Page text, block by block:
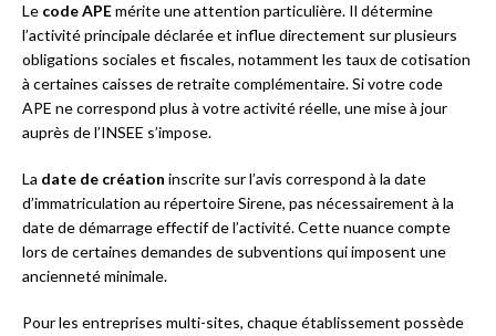
Le code APEmérite une attention particulière. Il détermine
l’activité principale déclarée et influe directement sur plusieurs
obligations sociales et fiscales, notamment les taux de cotisation
à certaines caisses de retraite complémentaire. Si votre code
APE ne correspond plus à votre activité réelle, une mise à jour
auprès de l’INSEE s’impose.
La date de création inscrite sur l’avis correspond à la date
d’immatriculation au répertoire Sirene, pas nécessairement à la
date de démarrage effectif de l’activité. Cette nuance compte
lors de certaines demandes de subventions qui imposent une
ancienneté minimale.
Pour les entreprises multi-sites, chaque établissement possède